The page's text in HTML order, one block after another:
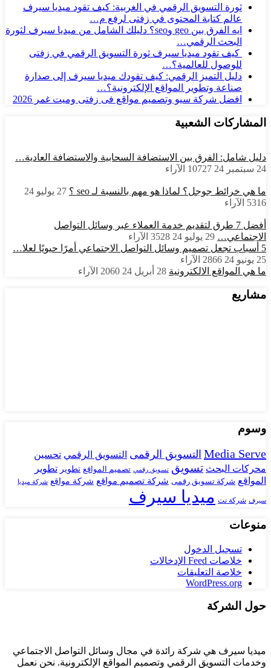
ثورة التسويق الرقمي في الغربية: كيف تقود ميديا سيرف
عالم كتابة المحتوى في زفتى لرفع م…
ايه الفرق بين geo وseo؟ دليلك الشامل من ميديا سيرف لثورة
البحث الرقمي…
كيف تقود ميديا سيرف ثورة التسويق الرقمي في زفتى
للوصول للعالمية؟…
دليل التميز الرقمي: كيف تقودك ميديا سيرف إلى صدارة
صناعة وتطوير المواقع الإلكترونية؟…
افضل شركة سيو وتصميم مواقع فى زفتى وميت غمر 2026
المشاركات الشعبية
دليل شامل: الفرق بين الاستضافة السحابية والاستضافة العادية…
24 سبتمبر 24
10727 الآراء
ما هي خرائط جوجل؟ لماذا هو مهم بالنسبة لـ seo ؟
27 يوليو 24
5316 الآراء
أفضل 7 طرق لتقديم خدمة العملاء عبر وسائل التواصل
الاجتماعي… 29 يوليو 24 3528 الآراء
5 أسباب تجعل تصميم وسائل التواصل الاجتماعي أمرًا حيويًا لعلا…
25 يونيو 24
2866 الآراء
ما هي المواقع الالكترونية 28 أبريل 24 2060 الآراء
مشاريع
وسوم
Media Serve التسويق الرقمى التسويق الرقمي تحسين
محركات البحث تسويق تسويق رقمي تصميم المواقع تطوير تطوير
المواقع شركة تسويق رقمى شركة تصميم مواقع شركة مواقع شركة ميديا
سيرف شركة نت ميديا سيرف
منوعات
تسجيل الدخول
خلاصات Feed الإدخالات
خلاصة التعليقات
WordPress.org
حول الشركة
ميديا ​​سيرف هي شركة رائدة في مجال وسائل التواصل الاجتماعي
وخدمات التسويق الرقمي وتصميم المواقع الإلكترونية. نحن نعمل